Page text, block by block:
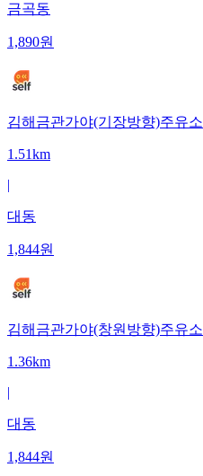
금곡동
1,890원
김해금관가야(기장방향)주유소
1.51km
|
대동
1,844원
김해금관가야(창원방향)주유소
1.36km
|
대동
1,844원